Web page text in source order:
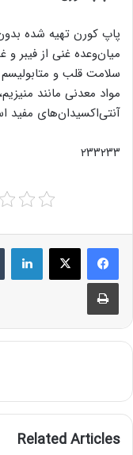
پاپ کورن تهیه شده
میان‌وعده غنی از فیبر
سلامت قلب و
مواد معدنی مانند
آنتی‌اکسیدان‌های مفید
۲۳۳۲۳۳
Print
Related Articles